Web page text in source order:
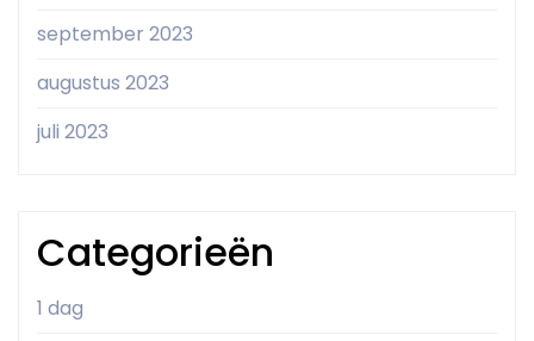
september 2023
augustus 2023
juli 2023
Categorieën
1 dag